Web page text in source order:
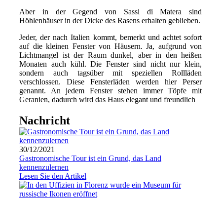
Aber in der Gegend von Sassi di Matera sind
Höhlenhäuser in der Dicke des Rasens erhalten geblieben.
Jeder, der nach Italien kommt, bemerkt und achtet sofort
auf die kleinen Fenster von Häusern. Ja, aufgrund von
Lichtmangel ist der Raum dunkel, aber in den heißen
Monaten auch kühl. Die Fenster sind nicht nur klein,
sondern auch tagsüber mit speziellen Rollläden
verschlossen. Diese Fensterläden werden hier Perser
genannt. An jedem Fenster stehen immer Töpfe mit
Geranien, dadurch wird das Haus elegant und freundlich
Nachricht
30/12/2021
Gastronomische Tour ist ein Grund, das Land
kennenzulernen
Lesen Sie den Artikel